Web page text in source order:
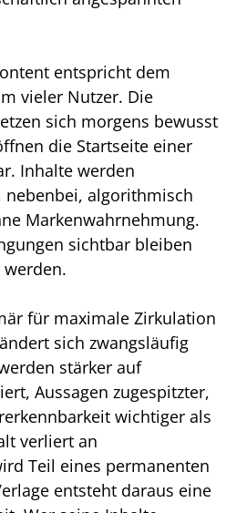
entspricht dem
vieler Nutzer. Die
sich morgens bewusst
die Startseite einer
Inhalte werden
algorithmisch
Markenwahrnehmung.
sichtbar bleiben
für maximale Zirkulation
sich zwangsläufig
stärker auf
Aussagen zugespitzter,
wichtiger als
verliert an
Teil eines permanenten
entsteht daraus eine